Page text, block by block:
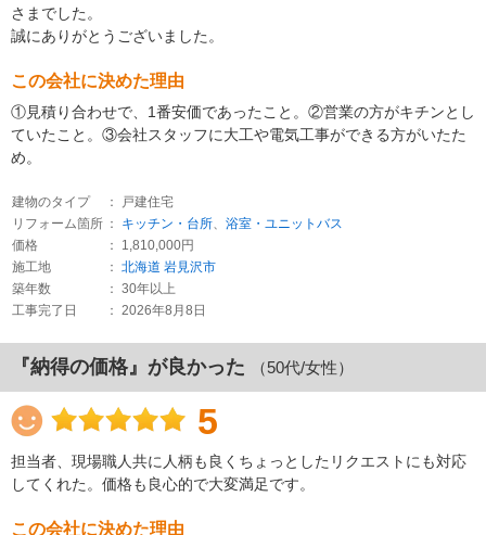
さまでした。
誠にありがとうございました。
この会社に決めた理由
①見積り合わせで、1番安価であったこと。②営業の方がキチンとし
ていたこと。③会社スタッフに大工や電気工事ができる方がいたた
め。
建物のタイプ
： 戸建住宅
リフォーム箇所 ： キッチン・台所、 浴室・ユニットバス
価格
： 1,810,000円
施工地
： 北海道 岩見沢市
築年数
： 30年以上
工事完了日
： 2026年8月8日
『納得の価格』が良かった （50代/女性）
5
担当者、現場職人共に人柄も良くちょっとしたリクエストにも対応
してくれた。価格も良心的で大変満足です。
この会社に決めた理由